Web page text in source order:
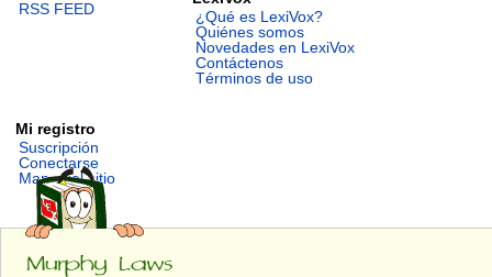
RSS FEED
¿Qué es LexiVox?
Quiénes somos
Novedades en LexiVox
Contáctenos
Términos de uso
Mi registro
Suscripción
Conectarse
Mapa del sitio